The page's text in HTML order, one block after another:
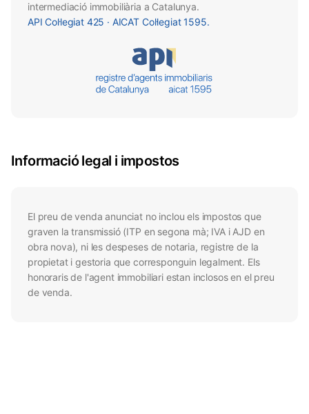
intermediació immobiliària a Catalunya.
APICol·legiat425 · AICAT Col·legiat1595.
Informació legal i impostos
El preu de venda anunciat no inclou els impostos que
graven la transmissió (ITP en segona mà; IVA i AJD en
obra nova), ni les despeses de notaria, registre de la
propietat i gestoria que corresponguin legalment. Els
honoraris de l'agent immobiliari estan inclosos en el preu
de venda.